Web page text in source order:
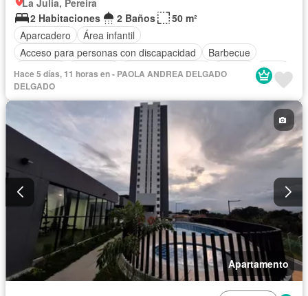
La Julia, Pereira
2 Habitaciones
2 Baños
50 m²
Aparcadero
Área infantil
Acceso para personas con discapacidad
Barbecue
Gimnasio
Ascensor Seguridad privada Piscina Agua
Hace 5 días, 11 horas en - PAOLA ANDREA DELGADO
DELGADO
Apartamento